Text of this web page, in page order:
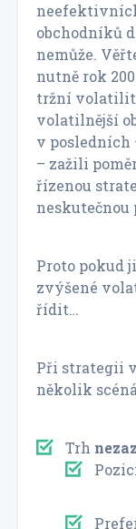
obchodníků
nemůže.
nutně rok
tržní
volatilnější
v posledních
– zažili
řízenou
neskutečnou
Proto pokud
zvýšené
řídit…
Při strategii
několik
Trh